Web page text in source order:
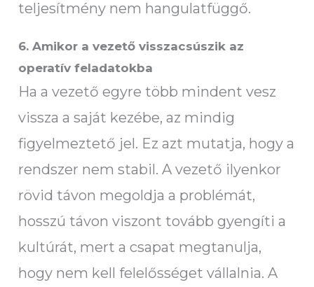
teljesítmény nem hangulatfüggő.
6. Amikor a vezető visszacsúszik az
operatív feladatokba
Ha a vezető egyre több mindent vesz
vissza a saját kezébe, az mindig
figyelmeztető jel. Ez azt mutatja, hogy a
rendszer nem stabil. A vezető ilyenkor
rövid távon megoldja a problémát,
hosszú távon viszont tovább gyengíti a
kultúrát, mert a csapat megtanulja,
hogy nem kell felelősséget vállalnia. A